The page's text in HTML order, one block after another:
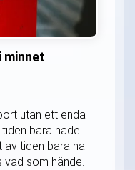
minnet
utan ett enda
bara hade
av tiden bara ha
vad som hände.